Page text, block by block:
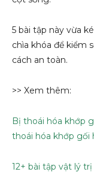
5 bài tập này vừa
chìa khóa để kiểm
cách an toàn.
>> Xem thêm:
Bị thoái hóa khớp
thoái hóa khớp gối
12+ bài tập vật lý